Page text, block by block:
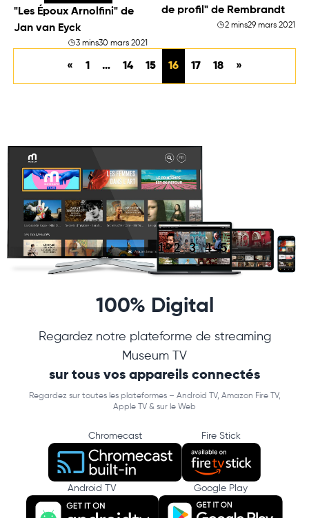
"Les Époux Arnolfini" de
Jan van Eyck
3 mins30 mars 2021
de profil" de Rembrandt
2 mins29 mars 2021
« 1 … 14 15 16 17 18 »
100% Digital
Regardez notre plateforme de streaming
Museum TV
sur tous vos appareils connectés
Regardez sur toutes les plateformes – Android TV, Amazon Fire TV,
Apple TV & sur le Web
Chromecast Fire Stick
Android TV Google Play